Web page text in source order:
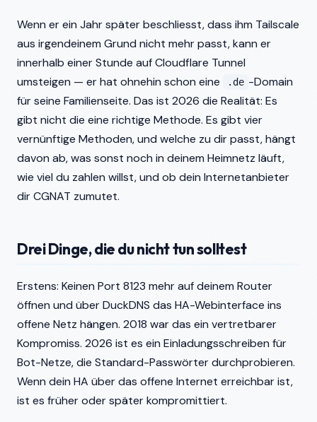
Wenn er ein Jahr später beschliesst, dass ihm Tailscale
aus irgendeinem Grund nicht mehr passt, kann er
innerhalb einer Stunde auf Cloudflare Tunnel
umsteigen — er hat ohnehin schon eine
.de -Domain
für seine Familienseite. Das ist 2026 die Realität: Es
gibt nicht die eine richtige Methode. Es gibt vier
vernünftige Methoden, und welche zu dir passt, hängt
davon ab, was sonst noch in deinem Heimnetz läuft,
wie viel du zahlen willst, und ob dein Internetanbieter
dir CGNAT zumutet.
Drei Dinge, die du nicht tun solltest
Erstens: Keinen Port 8123 mehr auf deinem Router
öffnen und über DuckDNS das HA-Webinterface ins
offene Netz hängen. 2018 war das ein vertretbarer
Kompromiss. 2026 ist es ein Einladungsschreiben für
Bot-Netze, die Standard-Passwörter durchprobieren.
Wenn dein HA über das offene Internet erreichbar ist,
ist es früher oder später kompromittiert.